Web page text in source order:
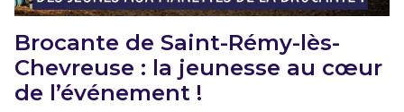
Brocante de Saint-Rémy-lès-
Chevreuse : la jeunesse au cœur
de l’événement !